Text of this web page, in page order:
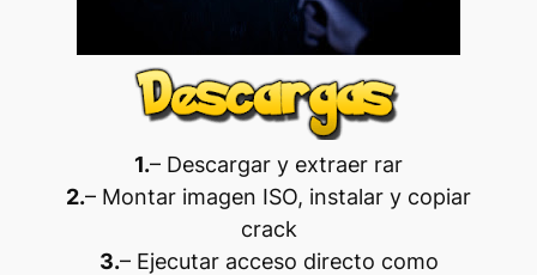
1.– Descargar y extraer rar
2.– Montar imagen ISO, instalar y copiar
crack
3.– Ejecutar acceso directo como